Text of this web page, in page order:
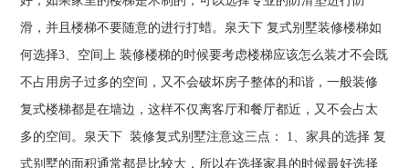
滑，并且楼梯不要随意的进行打蜡。泉天下 复式别墅装修楼梯如
何选择3、空间上 装修楼梯的时候要考虑楼梯应该怎么装才不会既
不占用房子过多的空间，又不会破坏房子整体的和谐，一般装修
复式楼梯都是在墙边，这样不仅离客厅和餐厅都近，又不会占太
多的空间。泉天下 装修复式别墅注意这三点： 1、家具的选择 复
式别墅的面积通常都是比较大，所以在选择家具的时候最好选择